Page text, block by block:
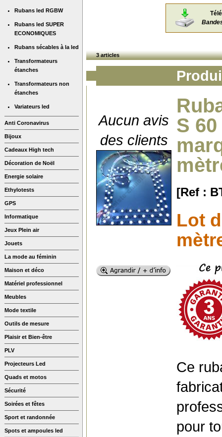
Rubans led RGBW
Rubans led SUPER
ECONOMIQUES
Rubans sécables à la led
Transformateurs
étanches
Transformateurs non
étanches
Variateurs led
Anti Coronavirus
Bijoux
Cadeaux High tech
Décoration de Noël
Energie solaire
Ethylotests
GPS
Informatique
Jeux Plein air
Jouets
La mode au féminin
Maison et déco
Matériel professionnel
Meubles
Mode textile
Outils de mesure
Plaisir et Bien-être
PLV
Projecteurs Led
Quads et motos
Sécurité
Soirées et fêtes
Sport et randonnée
Spots et ampoules led
3 articles
Aucun avis
des clients
S
[Ref :
Lot
Ce
pour